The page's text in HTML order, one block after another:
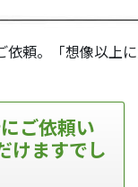
依頼。「想像以上
ご依頼い
けますでし